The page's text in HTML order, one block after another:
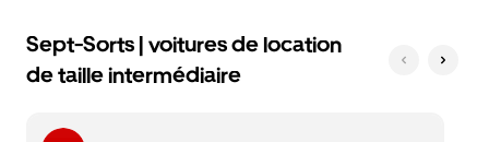
Sept-Sorts | voitures de location
de taille intermédiaire